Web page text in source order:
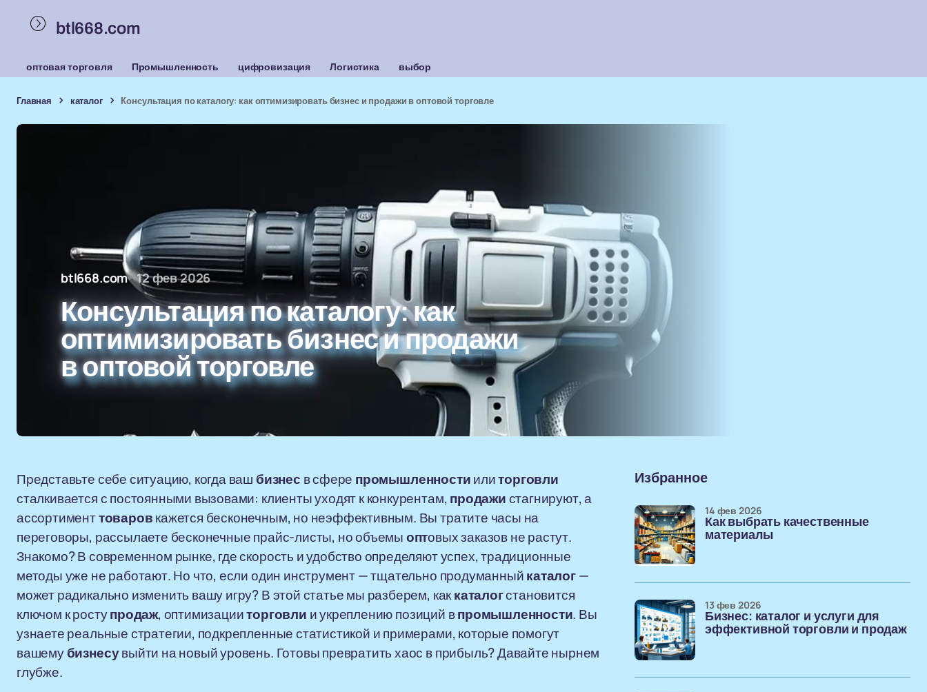
btl668.com
оптовая торговля Промышленность цифровизация Логистика выбор
Главная каталог Консультация по каталогу: как оптимизировать бизнес и продажи в оптовой торговле
btl668.com 12 фев 2026
Консультация по каталогу: как
оптимизировать бизнес и продажи
в оптовой торговле
Представьте себе ситуацию, когда ваш бизнес в сфере промышленностиилиторговли
сталкивается с постоянными вызовами: клиенты уходят к конкурентам, продажистагнируют, а
ассортименттоваровкажется бесконечным, но неэффективным. Вы тратите часы на
переговоры, рассылаете бесконечные прайс-листы, но объемыоптовых заказов не растут.
Знакомо? В современном рынке, где скорость и удобство определяют успех, традиционные
методы уже не работают. Но что, если один инструмент — тщательно продуманныйкаталог—
может радикально изменить вашу игру? В этой статье мы разберем, каккаталогстановится
ключом к роступродаж, оптимизацииторговли и укреплению позиций впромышленности. Вы
узнаете реальные стратегии, подкрепленные статистикой и примерами, которые помогут
вашемубизнесувыйти на новый уровень. Готовы превратить хаос в прибыль? Давайте нырнем
глубже.
Избранное
Как выбрать качественные
материалы
14 фев 2026
Бизнес: каталог и услуги для
эффективной торговли и продаж
13 фев 2026